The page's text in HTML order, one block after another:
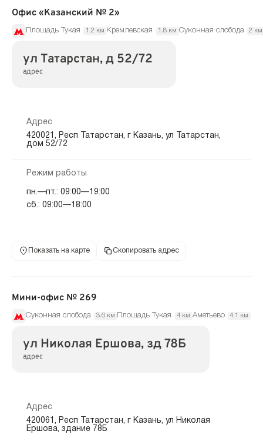
Офис «Казанский № 2»
Площадь Тукая 1.2 км Кремлевская 1.8 км Суконная слобода 2 км
ул Татарстан, д 52/72
адрес
Адрес
420021, Респ Татарстан, г Казань, ул Татарстан,
дом 52/72
Режим работы
пн.—пт.: 09:00—19:00
сб.: 09:00—18:00
Показать на карте Скопировать адрес
Мини-офис № 269
Суконная слобода 3.6 км Площадь Тукая 4 км Аметьево 4.1 км
ул Николая Ершова, зд 78Б
адрес
Адрес
420061, Респ Татарстан, г Казань, ул Николая
Ершова, здание 78Б